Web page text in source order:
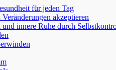
für jeden Tag
akzeptieren
und innere Ruhe durch